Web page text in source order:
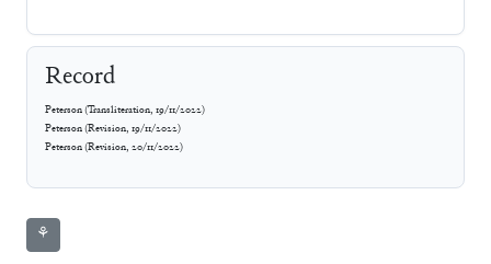
Record
Peterson(Transliteration, 19/11/2022)
Peterson(Revision, 19/11/2022)
Peterson(Revision, 20/11/2022)
⚘